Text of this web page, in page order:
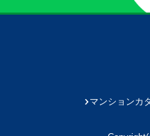
マンションカ